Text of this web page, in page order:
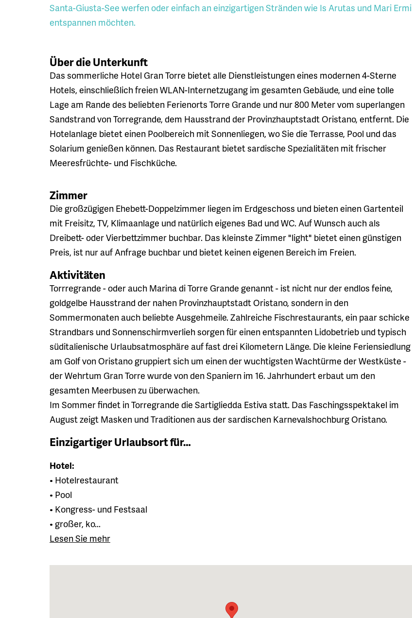
Santa-Giusta-See werfen oder einfach an einzigartigen Stränden wie Is Arutas und Mari Ermi
entspannen möchten.
Über die Unterkunft
Das sommerliche Hotel Gran Torre bietet alle Dienstleistungen eines modernen 4-Sterne
Hotels, einschließlich freien WLAN-Internetzugang im gesamten Gebäude, und eine tolle
Lage am Rande des beliebten Ferienorts Torre Grande und nur 800 Meter vom superlangen
Sandstrand von Torregrande, dem Hausstrand der Provinzhauptstadt Oristano, entfernt. Die
Hotelanlage bietet einen Poolbereich mit Sonnenliegen, wo Sie die Terrasse, Pool und das
Solarium genießen können. Das Restaurant bietet sardische Spezialitäten mit frischer
Meeresfrüchte- und Fischküche.
Zimmer
Die großzügigen Ehebett-Doppelzimmer liegen im Erdgeschoss und bieten einen Gartenteil
mit Freisitz, TV, Klimaanlage und natürlich eigenes Bad und WC. Auf Wunsch auch als
Dreibett- oder Vierbettzimmer buchbar. Das kleinste Zimmer "light" bietet einen günstigen
Preis, ist nur auf Anfrage buchbar und bietet keinen eigenen Bereich im Freien.
Aktivitäten
Torrregrande - oder auch Marina di Torre Grande genannt - ist nicht nur der endlos feine,
goldgelbe Hausstrand der nahen Provinzhauptstadt Oristano, sondern in den
Sommermonaten auch beliebte Ausgehmeile. Zahlreiche Fischrestaurants, ein paar schicke
Strandbars und Sonnenschirmverlieh sorgen für einen entspannten Lidobetrieb und typisch
süditalienische Urlaubsatmosphäre auf fast drei Kilometern Länge. Die kleine Feriensiedlung
am Golf von Oristano gruppiert sich um einen der wuchtigsten Wachtürme der Westküste -
der Wehrtum Gran Torre wurde von den Spaniern im 16. Jahrhundert erbaut um den
gesamten Meerbusen zu überwachen.
Im Sommer findet in Torregrande die Sartigliedda Estiva statt. Das Faschingsspektakel im
August zeigt Masken und Traditionen aus der sardischen Karnevalshochburg Oristano.
Einzigartiger Urlaubsort für…
Hotel:
• Hotelrestaurant
• Pool
• Kongress- und Festsaal
• großer, ko...
Lesen Sie mehr